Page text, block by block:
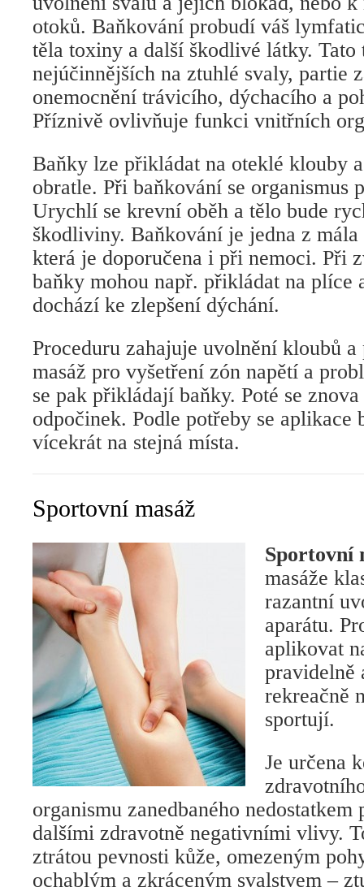
otoků. Baňkování probudí váš
těla toxiny a další škodlivé látky. Tato
nejúčinnějších na ztuhlé svaly, partie
onemocnění trávicího, dýchacího a
Příznivě ovlivňuje funkci vnitřních
Baňky lze přikládat na oteklé klouby
obratle. Při baňkování se organismus
Urychlí se krevní oběh a tělo bude
škodliviny. Baňkování je jedna z mála
která je doporučena i při nemoci. Při
baňky mohou např. přikládat na plíce
dochází ke zlepšení dýchání.
Proceduru zahajuje uvolnění kloubů a
masáž pro vyšetření zón napětí a
se pak přikládají baňky. Poté se
odpočinek. Podle potřeby se aplikace
vícekrát na stejná místa.
Sportovní masáž
Sportovní
masáže
razantní
aparátu.
aplikovat
pravidelně
rekreačně
sportují.
Je určena
organismu zanedbaného
dalšími zdravotně negativními vlivy.
ztrátou pevnosti kůže, omezeným
ochablým a zkráceným svalstvem –